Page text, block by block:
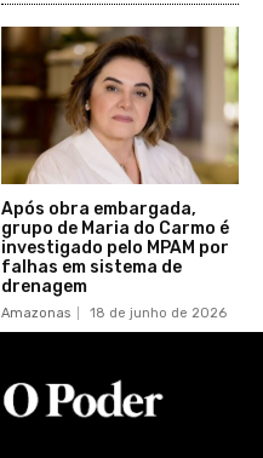
Após obra embargada,
grupo de Maria do Carmo é
investigado pelo MPAM por
falhas em sistema de
drenagem
Amazonas 18 de junho de 2026